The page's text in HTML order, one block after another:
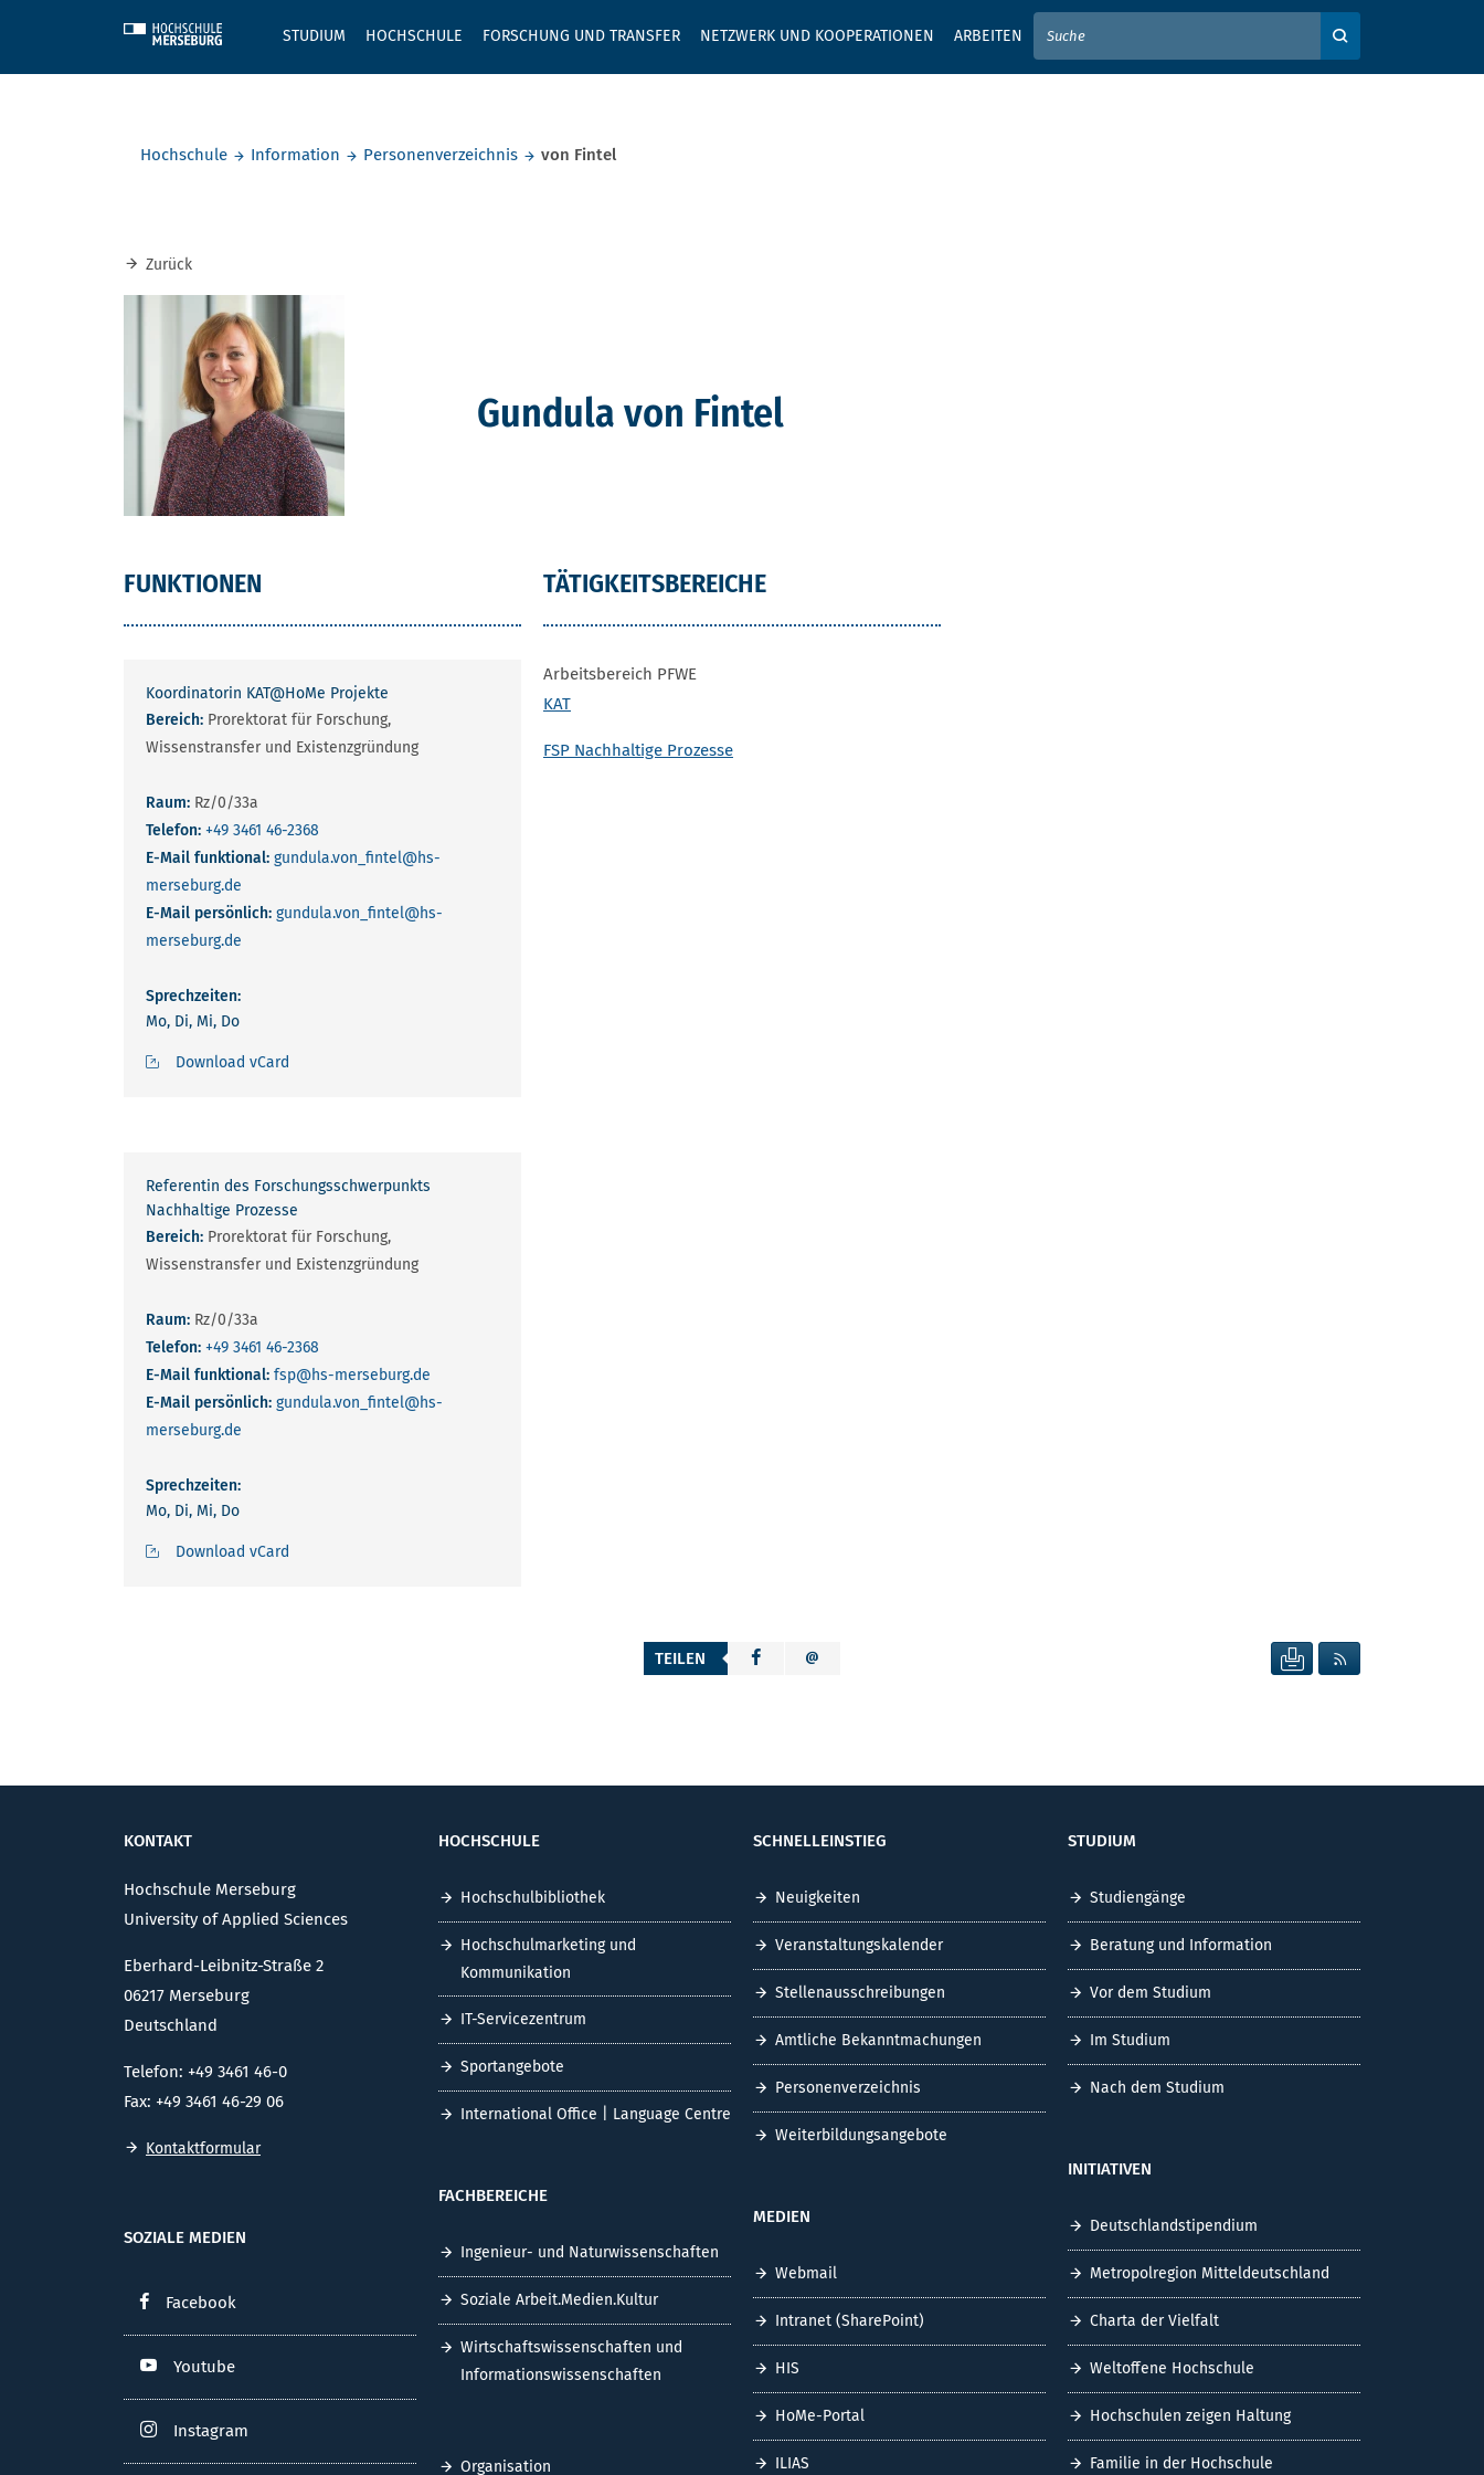
STUDIUM HOCHSCHULE FORSCHUNG UND TRANSFER NETZWERK UND KOOPERATIONEN ARBEITEN
GEBEN SIE HIER IHREN SUCHBEGRIFF EIN
Hochschule
Information Personenverzeichnis von Fintel
Zurück
Gundula von Fintel
FUNKTIONEN
Koordinatorin KAT@HoMe Projekte
Bereich: Prorektorat für Forschung,
Wissenstransfer und Existenzgründung
Raum: Rz/0/33a
Telefon: +49 3461 46-2368
E-Mail funktional: gundula.von_fintel@hs-
merseburg.de
E-Mail persönlich: gundula.von_fintel@hs-
merseburg.de
Sprechzeiten:
Mo, Di, Mi, Do
Download vCard
Referentin des Forschungsschwerpunkts
Nachhaltige Prozesse
Bereich: Prorektorat für Forschung,
Wissenstransfer und Existenzgründung
Raum: Rz/0/33a
Telefon: +49 3461 46-2368
E-Mail funktional: fsp@hs-merseburg.de
E-Mail persönlich: gundula.von_fintel@hs-
merseburg.de
Sprechzeiten:
Mo, Di, Mi, Do
Download vCard
TÄTIGKEITSBEREICHE
Arbeitsbereich PFWE
KAT
FSP Nachhaltige Prozesse
TEILEN SEITE DRUCKEN
KONTAKT
Hochschule Merseburg
University of Applied Sciences
Eberhard-Leibnitz-Straße 2
06217 Merseburg
Deutschland
Telefon: +49 3461 46-0
Fax: +49 3461 46-29 06
Kontaktformular
SOZIALE MEDIEN
Facebook
Youtube
Instagram
HOCHSCHULE
Hochschulbibliothek
Hochschulmarketing und
Kommunikation
IT-Servicezentrum
Sportangebote
International Office | Language Centre
FACHBEREICHE
Ingenieur- und Naturwissenschaften
Soziale Arbeit.Medien.Kultur
Wirtschaftswissenschaften und
Informationswissenschaften
Organisation
SCHNELLEINSTIEG
Neuigkeiten
Veranstaltungskalender
Stellenausschreibungen
Amtliche Bekanntmachungen
Personenverzeichnis
Weiterbildungsangebote
MEDIEN
Webmail
Intranet (SharePoint)
HIS
HoMe-Portal
ILIAS
STUDIUM
Studiengänge
Beratung und Information
Vor dem Studium
Im Studium
Nach dem Studium
INITIATIVEN
Deutschlandstipendium
Metropolregion Mitteldeutschland
Charta der Vielfalt
Weltoffene Hochschule
Hochschulen zeigen Haltung
Familie in der Hochschule